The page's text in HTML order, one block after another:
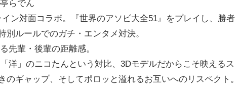
らでん
ン対面コラボ。『世界のアソビ大全51』をプレイし、勝者
別ルールでのガチ・エンタメ対決。
先輩・後輩の距離感。
洋」のニコたんという対比、3Dモデルだからこそ映えるス
のギャップ、そしてポロッと溢れるお互いへのリスペクト。